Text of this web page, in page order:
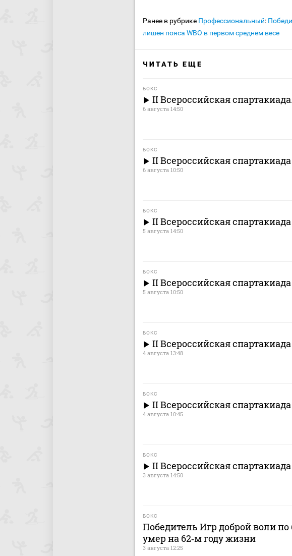
Ранее в рубрике Профессиональный:
лишен пояса WBO в первом среднем весе
ЧИТАТЬ ЕЩЕ
БОКС
II Всероссийская
6 августа 14:50
БОКС
II Всероссийская спартакиада
6 августа 10:50
БОКС
II Всероссийская спартакиада
5 августа 14:50
БОКС
II Всероссийская спартакиада
5 августа 10:50
БОКС
II Всероссийская спартакиада
4 августа 13:48
БОКС
II Всероссийская спартакиада
4 августа 10:45
БОКС
II Всероссийская спартакиада
3 августа 14:50
БОКС
Победитель Игр доброй воли по
умер на 62‑м году жизни
3 августа 12:25